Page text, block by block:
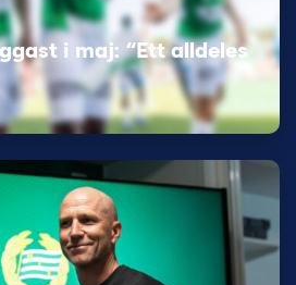
i maj: “Ett alldeles